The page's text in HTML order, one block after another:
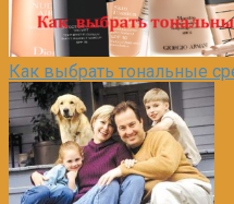
Как выбрать тональные